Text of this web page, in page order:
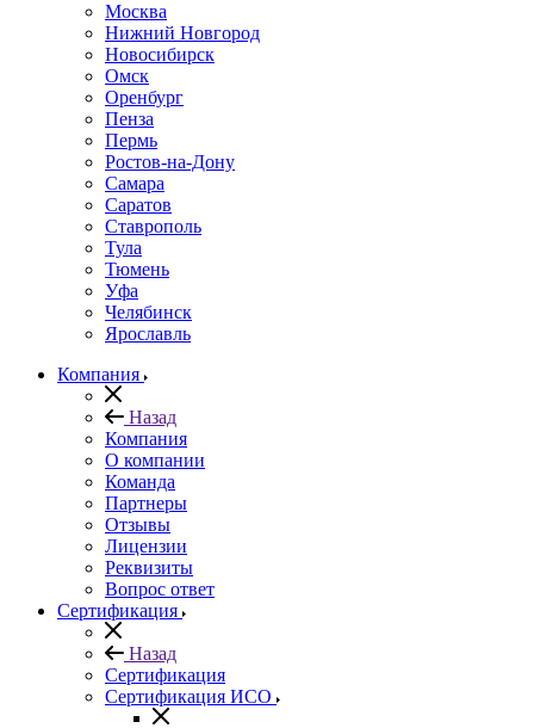
Москва
Нижний Новгород
Новосибирск
Омск
Оренбург
Пенза
Пермь
Ростов-на-Дону
Самара
Саратов
Ставрополь
Тула
Тюмень
Уфа
Челябинск
Ярославль
Компания
Назад
Компания
О компании
Команда
Партнеры
Отзывы
Лицензии
Реквизиты
Вопрос ответ
Сертификация
Назад
Сертификация
Сертификация ИСО